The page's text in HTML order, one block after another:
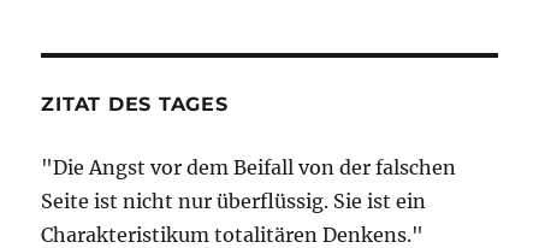
ZITAT DES TAGES
"Die Angst vor dem Beifall von der falschen
Seite ist nicht nur überflüssig. Sie ist ein
Charakteristikum totalitären Denkens."